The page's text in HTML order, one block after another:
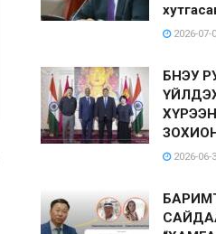
2026-07-
БНЭУ
2026-06-